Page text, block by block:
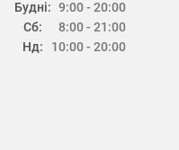
Будні:
Сб:
Нд:
9:00 - 20:00
8:00 - 21:00
10:00 - 20:00